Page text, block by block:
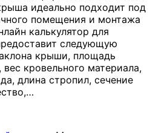
идеально подходит под
помещения и монтажа
калькулятор для
следующую
крыши, площадь
кровельного материала,
длина стропил, сечение
…